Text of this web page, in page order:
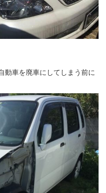
動車を廃車にしてしまう前に